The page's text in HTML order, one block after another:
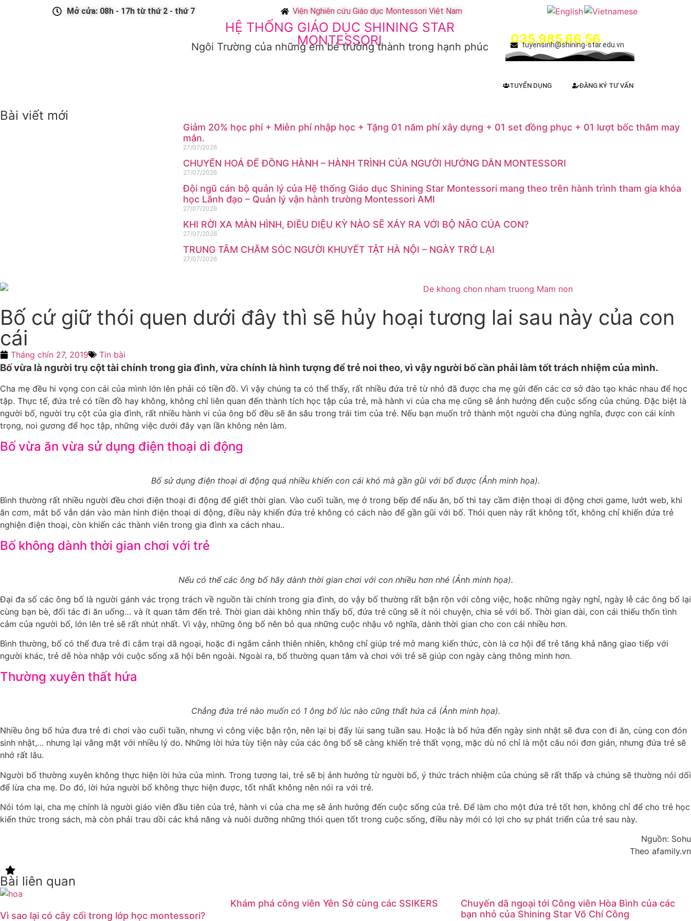
Mở cửa: 08h - 17h từ thứ 2 - thứ 7 Viện Nghiên cứu Giáo dục Montessori Việt Nam
HỆ THỐNG GIÁO DỤC SHINING STAR
MONTESSORI
Ngôi Trường của những em bé trưởng thành trong hạnh phúc
035.985.66.56
tuyensinh@shining-star.edu.vn
ĐĂNG KÝ TƯ VẤN
TUYỂN DỤNG
Bài viết mới
Giảm 20% học phí + Miễn phí nhập học + Tặng 01 năm phí xây dựng + 01 set đồng phục + 01 lượt bốc thăm may
mắn.
27/07/2026
CHUYỂN HOÁ ĐỂ ĐỒNG HÀNH – HÀNH TRÌNH CỦA NGƯỜI HƯỚNG DẪN MONTESSORI
27/07/2026
Đội ngũ cán bộ quản lý của Hệ thống Giáo dục Shining Star Montessori mang theo trên hành trình tham gia khóa
học Lãnh đạo – Quản lý vận hành trường Montessori AMI
27/07/2026
KHI RỜI XA MÀN HÌNH, ĐIỀU DIỆU KỲ NÀO SẼ XẢY RA VỚI BỘ NÃO CỦA CON?
27/07/2026
TRUNG TÂM CHĂM SÓC NGƯỜI KHUYẾT TẬT HÀ NỘI – NGÀY TRỞ LẠI
27/07/2026
Bố cứ giữ thói quen dưới đây thì sẽ hủy hoại tương lai sau này của con
cái
Tháng chín 27, 2019 Tin bài
Bố vừa là người trụ cột tài chính trong gia đình, vừa chính là hình tượng để trẻ noi theo, vì vậy người bố cần phải làm tốt trách nhiệm của mình.
Cha mẹ đều hi vọng con cái của mình lớn lên phải có tiền đồ. Vì vậy chúng ta có thể thấy, rất nhiều đứa trẻ từ nhỏ đã được cha mẹ gửi đến các cơ sở đào tạo khác nhau để học
tập. Thực tế, đứa trẻ có tiền đồ hay không, không chỉ liên quan đến thành tích học tập của trẻ, mà hành vi của cha mẹ cũng sẽ ảnh hưởng đến cuộc sống của chúng. Đặc biệt là
người bố, người trụ cột của gia đình, rất nhiều hành vi của ông bố đều sẽ ăn sâu trong trái tim của trẻ. Nếu bạn muốn trở thành một người cha đúng nghĩa, được con cái kính
trọng, noi gương để học tập, những việc dưới đây vạn lần không nên làm.
Bố vừa ăn vừa sử dụng điện thoại di động
Bố sử dụng điện thoại di động quá nhiều khiến con cái khó mà gần gũi với bố được (Ảnh minh họa).
Bình thường rất nhiều người đều chơi điện thoại đi động để giết thời gian. Vào cuối tuần, mẹ ở trong bếp để nấu ăn, bố thì tay cầm điện thoại di động chơi game, lướt web, khi
ăn cơm, mắt bố vẫn dán vào màn hình điện thoại di động, điều này khiến đứa trẻ không có cách nào để gần gũi với bố. Thói quen này rất không tốt, không chỉ khiến đứa trẻ
nghiện điện thoại, còn khiến các thành viên trong gia đình xa cách nhau..
Bố không dành thời gian chơi với trẻ
Nếu có thể các ông bố hãy dành thời gian chơi với con nhiều hơn nhé (Ảnh minh họa).
Đại đa số các ông bố là người gánh vác trọng trách về nguồn tài chính trong gia đình, do vậy bố thường rất bận rộn với công việc, hoặc những ngày nghỉ, ngày lễ các ông bố lại
cùng bạn bè, đối tác đi ăn uống… và ít quan tâm đến trẻ. Thời gian dài không nhìn thấy bố, đứa trẻ cũng sẽ ít nói chuyện, chia sẻ với bố. Thời gian dài, con cái thiếu thốn tình
cảm của người bố, lớn lên trẻ sẽ rất nhút nhất. Vì vậy, những ông bố nên bỏ qua những cuộc nhậu vô nghĩa, dành thời gian cho con cái nhiều hơn.
Bình thường, bố có thể đưa trẻ đi cắm trại dã ngoại, hoặc đi ngắm cảnh thiên nhiên, không chỉ giúp trẻ mở mang kiến thức, còn là cơ hội để trẻ tăng khả năng giao tiếp với
người khác, trẻ dễ hòa nhập với cuộc sống xã hội bên ngoài. Ngoài ra, bố thường quan tâm và chơi với trẻ sẽ giúp con ngày càng thông minh hơn.
Thường xuyên thất hứa
Chẳng đứa trẻ nào muốn có 1 ông bố lúc nào cũng thất hứa cả (Ảnh minh họa).
Nhiều ông bố hứa đưa trẻ đi chơi vào cuối tuần, nhưng vì công việc bận rộn, nên lại bị đẩy lùi sang tuần sau. Hoặc là bố hứa đến ngày sinh nhật sẽ đưa con đi ăn, cùng con đón
sinh nhật,… nhưng lại vắng mặt với nhiều lý do. Những lời hứa tùy tiện này của các ông bố sẽ càng khiến trẻ thất vọng, mặc dù nó chỉ là một câu nói đơn giản, nhưng đứa trẻ sẽ
nhớ rất lâu.
Người bố thường xuyên không thực hiện lời hứa của mình. Trong tương lai, trẻ sẽ bị ảnh hưởng từ người bố, ý thức trách nhiệm của chúng sẽ rất thấp và chúng sẽ thường nói dối
để lừa cha mẹ. Do đó, lời hứa người bố không thực hiện được, tốt nhất không nên nói ra với trẻ.
Nói tóm lại, cha mẹ chính là người giáo viên đầu tiên của trẻ, hành vi của cha mẹ sẽ ảnh hưởng đến cuộc sống của trẻ. Để làm cho một đứa trẻ tốt hơn, không chỉ để cho trẻ học
kiến thức trong sách, mà còn phải trau dồi các khả năng và nuôi dưỡng những thói quen tốt trong cuộc sống, điều này mới có lợi cho sự phát triển của trẻ sau này.
Nguồn: Sohu
Theo afamily.vn
Bài liên quan
Vì sao lại có cây cối trong lớp học montessori?
Khám phá công viên Yên Sở cùng các SSIKERS
Chuyến dã ngoại tới Công viên Hòa Bình của các
bạn nhỏ của Shining Star Võ Chí Công